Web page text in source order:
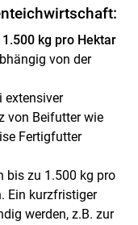
kg pro Hektar
von der
extensiver
von Beifutter wie
Fertigfutter
bis zu 1.500 kg pro
Ein kurzfristiger
werden, z.B. zur